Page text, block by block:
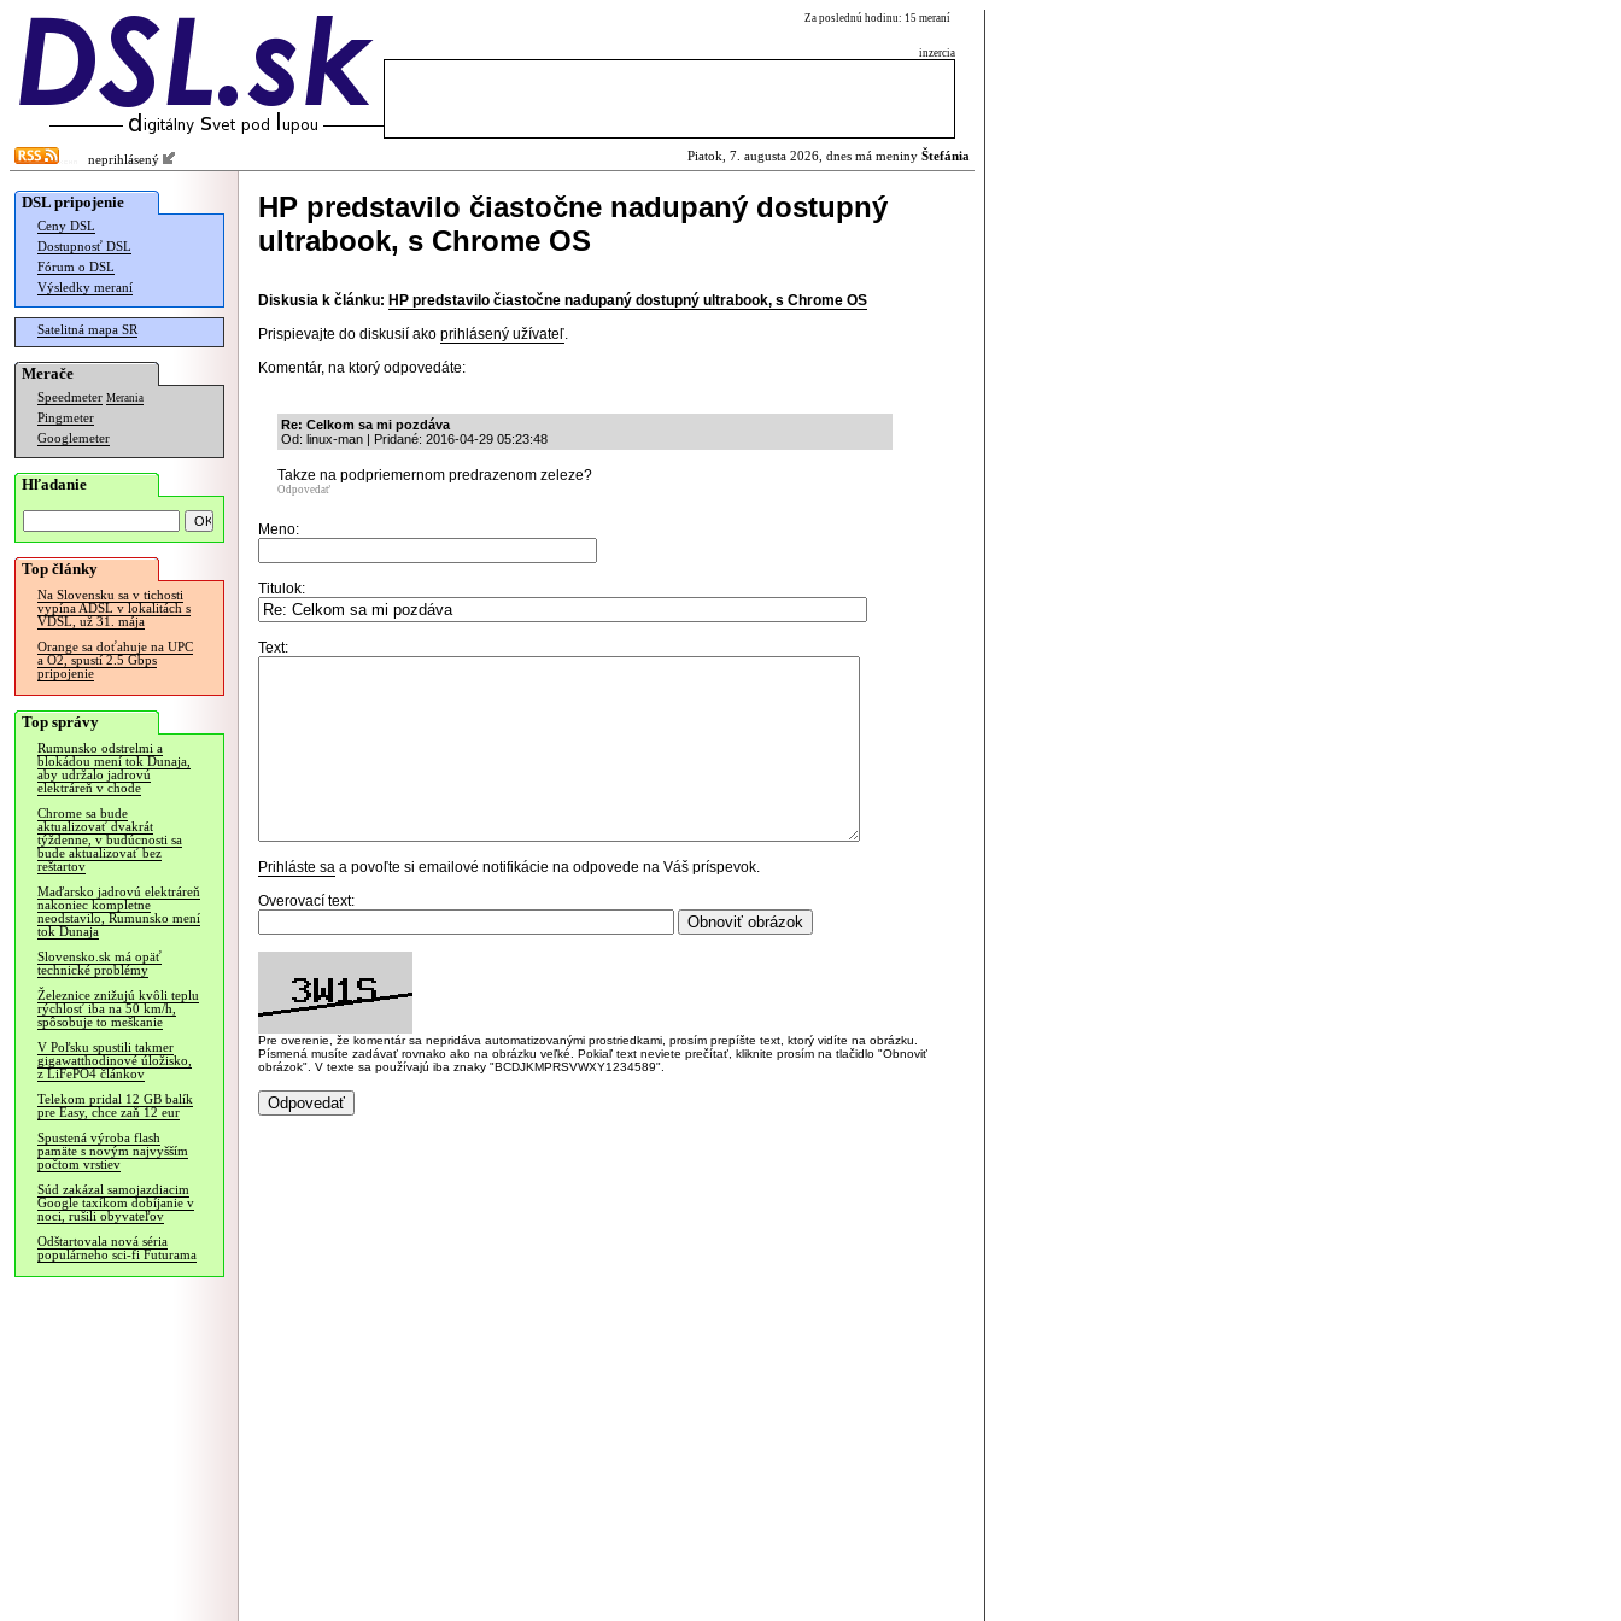
Za poslednú hodinu: 15 meraní
inzercia
neprihlásený Piatok, 7. augusta 2026, dnes má meniny Štefánia
DSL pripojenie
Ceny DSL
Dostupnosť DSL
Fórum o DSL
Výsledky meraní
Satelitná mapa SR
Merače
Speedmeter Merania
Pingmeter
Googlemeter
Hľadanie
Top články
Na Slovensku sa v tichosti
vypína ADSL v lokalitách s
VDSL, už 31. mája
Orange sa doťahuje na UPC
a O2, spustí 2.5 Gbps
pripojenie
Top správy
Rumunsko odstrelmi a
blokádou mení tok Dunaja,
aby udržalo jadrovú
elektráreň v chode
Chrome sa bude
aktualizovať dvakrát
týždenne, v budúcnosti sa
bude aktualizovať bez
reštartov
Maďarsko jadrovú elektráreň
nakoniec kompletne
neodstavilo, Rumunsko mení
tok Dunaja
Slovensko.sk má opäť
technické problémy
Železnice znižujú kvôli teplu
rýchlosť iba na 50 km/h,
spôsobuje to meškanie
V Poľsku spustili takmer
gigawatthodinové úložisko,
z LiFePO4 článkov
Telekom pridal 12 GB balík
pre Easy, chce zaň 12 eur
Spustená výroba flash
pamäte s novým najvyšším
počtom vrstiev
Súd zakázal samojazdiacim
Google taxíkom dobíjanie v
noci, rušili obyvateľov
Odštartovala nová séria
populárneho sci-fi Futurama
HP predstavilo čiastočne nadupaný dostupný
ultrabook, s Chrome OS
Diskusia k článku: HP predstavilo čiastočne nadupaný dostupný ultrabook, s Chrome OS
Prispievajte do diskusií ako prihlásený užívateľ.
Komentár, na ktorý odpovedáte:
Re: Celkom sa mi pozdáva
Od: linux-man | Pridané: 2016-04-29 05:23:48
Takze na podpriemernom predrazenom zeleze?
Odpovedať
Meno:
Titulok:
Text:
Prihláste sa a povoľte si emailové notifikácie na odpovede na Váš príspevok.
Overovací text:
Pre overenie, že komentár sa nepridáva automatizovanými prostriedkami, prosím prepíšte text, ktorý vidíte na obrázku.
Písmená musíte zadávať rovnako ako na obrázku veľké. Pokiaľ text neviete prečítať, kliknite prosím na tlačidlo "Obnoviť
obrázok". V texte sa používajú iba znaky "BCDJKMPRSVWXY1234589".